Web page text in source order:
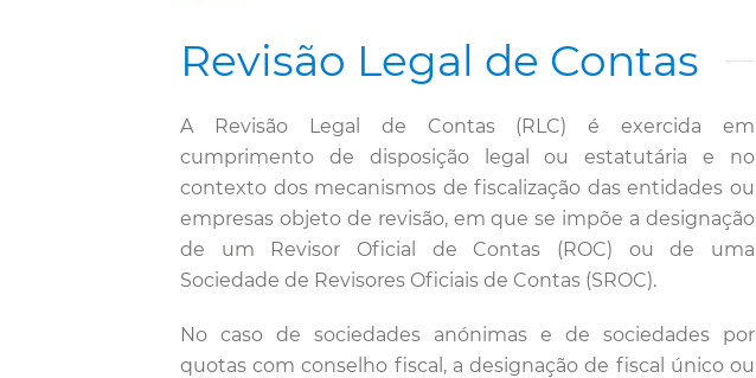
Revisão Legal de Contas
A Revisão Legal de Contas (RLC) é exercida em
cumprimento de disposição legal ou estatutária e no
contexto dos mecanismos de fiscalização das entidades ou
empresas objeto de revisão, em que se impõe a designação
de um Revisor Oficial de Contas (ROC) ou de uma
Sociedade de Revisores Oficiais de Contas (SROC).
No caso de sociedades anónimas e de sociedades por
quotas com conselho fiscal, a designação de fiscal único ou